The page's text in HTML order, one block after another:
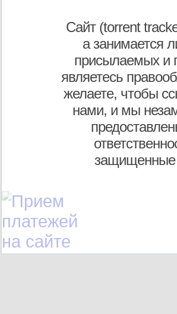
Сайт (torrent
а занимается
присылаемых и
являетесь
желаете, чтобы
нами, и мы
защищенные